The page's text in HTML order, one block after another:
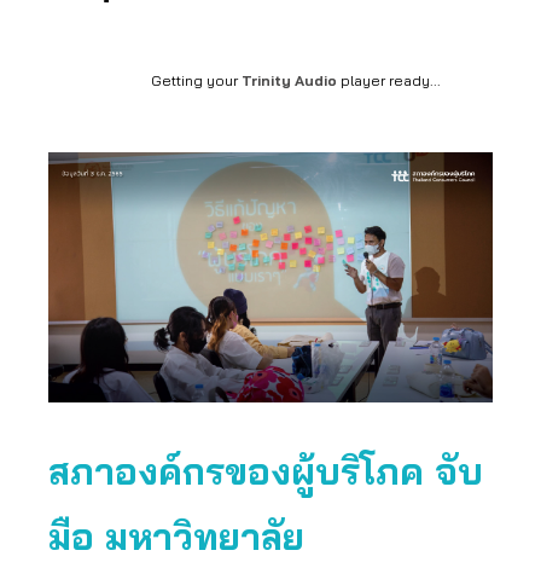
Getting your Trinity Audio player ready...
สภาองค์กรของผู้บริโภค จับ
มือ มหาวิทยาลัย